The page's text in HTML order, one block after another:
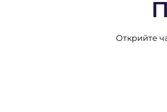
Открийте